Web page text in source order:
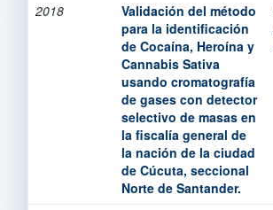
2018
Validación del método
para la identificación
de Cocaína, Heroína y
Cannabis Sativa
usando cromatografía
de gases con detector
selectivo de masas en
la fiscalía general de
la nación de la ciudad
de Cúcuta, seccional
Norte de Santander.